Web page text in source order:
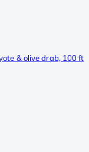
& olive drab, 100 ft